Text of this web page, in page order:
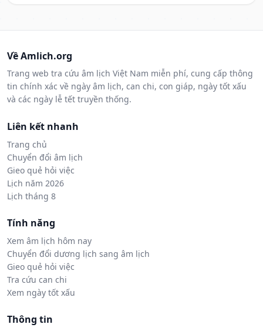
Về Amlich.org
Trang web tra cứu âm lịch Việt Nam miễn phí, cung cấp thông
tin chính xác về ngày âm lịch, can chi, con giáp, ngày tốt xấu
và các ngày lễ tết truyền thống.
Liên kết nhanh
Trang chủ
Chuyển đổi âm lịch
Gieo quẻ hỏi việc
Lịch năm 2026
Lịch tháng 8
Tính năng
Xem âm lịch hôm nay
Chuyển đổi dương lịch sang âm lịch
Gieo quẻ hỏi việc
Tra cứu can chi
Xem ngày tốt xấu
Thông tin